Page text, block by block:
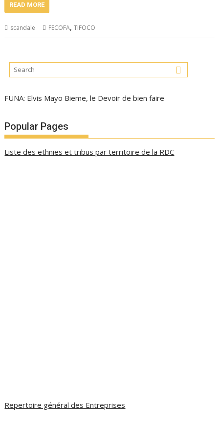
READ MORE
scandale FECOFA,TIFOCO
FUNA: Elvis Mayo Bieme, le Devoir de bien faire
Popular Pages
Liste des ethnies et tribus par territoire de la RDC
Repertoire général des Entreprises